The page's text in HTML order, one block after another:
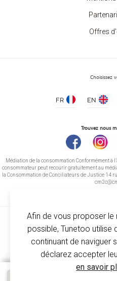
Offres
Choisissez
FR EN
Trouvez nous
Médiation de la consommation Conformément à
consommateur peut recourir gratuitement au
la Consommation de Conciliateurs de Justice 14
© Copyright
Afin de vous proposer le
possible, Tunetoo utilise
continuant de naviguer
déclarez accepter
en savoir